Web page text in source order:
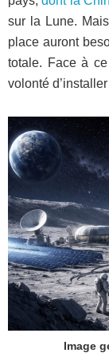
sur la Lune.
place auront
totale. Face à
volonté
Image